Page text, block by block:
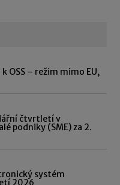
OSS – režim mimo EU,
čtvrtletí v
podniky (SME) za 2.
systém
2026